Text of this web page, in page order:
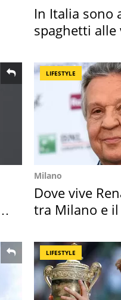
In Italia sono
spaghetti alle
LIFESTYLE
Milano
Dove vive
tra Milano e il
LIFESTYLE